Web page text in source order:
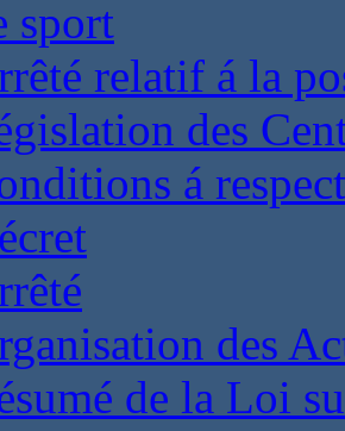
sport
relatif á la
des
á
des
de la Loi